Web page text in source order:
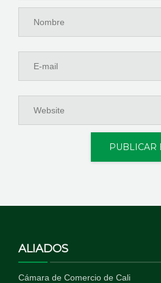
ALIADOS
Cámara de Comercio de Cali